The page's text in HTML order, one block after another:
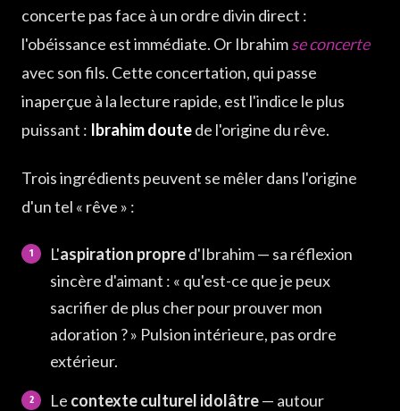
concerte pas face à un ordre divin direct :
l'obéissance est immédiate. Or Ibrahimse concerte
avec son fils. Cette concertation, qui passe
inaperçue à la lecture rapide, est l'indice le plus
puissant : Ibrahim doutede l'origine du rêve.
Trois ingrédients peuvent se mêler dans l'origine
d'un tel « rêve » :
L'aspiration propred'Ibrahim — sa réflexion
sincère d'aimant : « qu'est-ce que je peux
sacrifier de plus cher pour prouver mon
adoration ? » Pulsion intérieure, pas ordre
extérieur.
Le contexte culturel idolâtre— autour